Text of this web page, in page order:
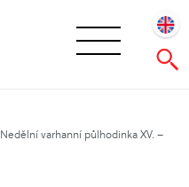
Nedělní varhanní půlhodinka XV. –